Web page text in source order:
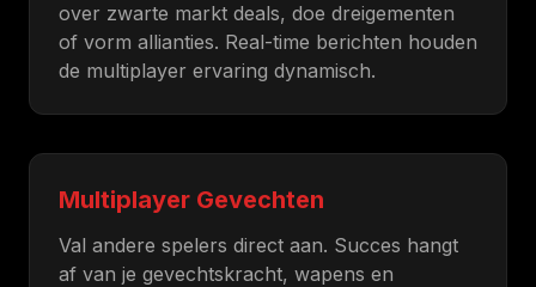
over zwarte markt deals, doe dreigementen
of vorm allianties. Real-time berichten houden
de multiplayer ervaring dynamisch.
Multiplayer Gevechten
Val andere spelers direct aan. Succes hangt
af van je gevechtskracht, wapens en